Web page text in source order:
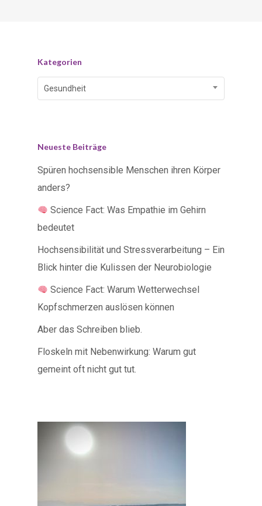
Kategorien
Kategorien
Gesundheit
Neueste Beiträge
Spüren hochsensible Menschen ihren Körper
anders?
Science Fact: Was Empathie im Gehirn
bedeutet
Hochsensibilität und Stressverarbeitung – Ein
Blick hinter die Kulissen der Neurobiologie
Science Fact: Warum Wetterwechsel
Kopfschmerzen auslösen können
Aber das Schreiben blieb.
Floskeln mit Nebenwirkung: Warum gut
gemeint oft nicht gut tut.